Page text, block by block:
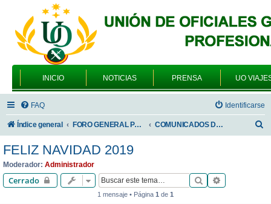
INICIO NOTICIAS PRENSA UO
FAQ Identificarse
Índice general FORO GENERAL PARA TODOS LOS USUARIOS COMUNICADOS DE LA UNIÓN DE OFICIALES
FELIZ NAVIDAD 2019
Moderador: Administrador
Cerrado Buscar
1 mensaje • Página 1 de 1